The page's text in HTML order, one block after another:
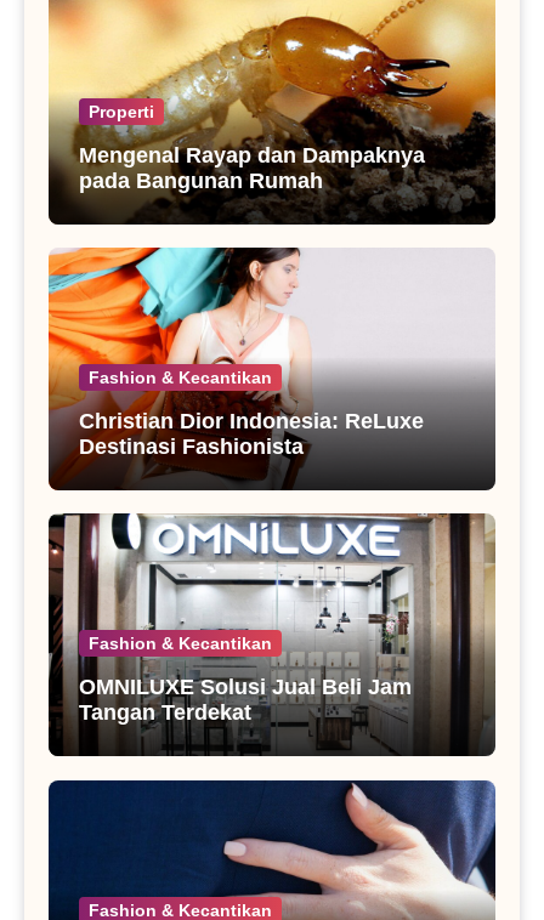
Properti
Mengenal Rayap dan Dampaknya
pada Bangunan Rumah
Fashion & Kecantikan
Christian Dior Indonesia: ReLuxe
Destinasi Fashionista
Fashion & Kecantikan
OMNILUXE Solusi Jual Beli Jam
Tangan Terdekat
Fashion & Kecantikan